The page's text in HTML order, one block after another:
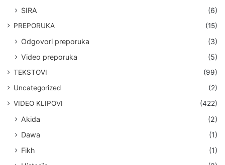
SIRA
(6)
PREPORUKA (15)
Odgovori preporuka
(3)
Video preporuka
(5)
TEKSTOVI
(99)
Uncategorized
(2)
VIDEO KLIPOVI
(422)
Akida
(2)
Dawa
(1)
Fikh
(1)